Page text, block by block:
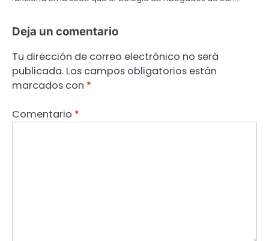
Deja un comentario
Tu dirección de correo electrónico no será
publicada. Los campos obligatorios están
marcados con *
Comentario *